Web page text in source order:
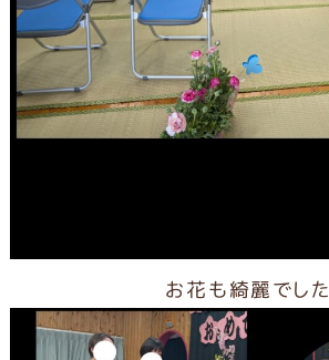
お花も綺麗でした